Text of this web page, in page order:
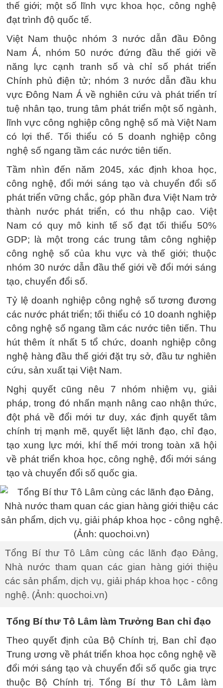
thế giới; một số lĩnh vực khoa học, công nghệ
đạt trình độ quốc tế.
Việt Nam thuộc nhóm 3 nước dẫn đầu Đông
Nam Á, nhóm 50 nước đứng đầu thế giới về
năng lực cạnh tranh số và chỉ số phát triển
Chính phủ điện tử; nhóm 3 nước dẫn đầu khu
vực Đông Nam Á về nghiên cứu và phát triển trí
tuệ nhân tạo, trung tâm phát triển một số ngành,
lĩnh vực công nghiệp công nghệ số mà Việt Nam
có lợi thế. Tối thiểu có 5 doanh nghiệp công
nghệ số ngang tầm các nước tiên tiến.
Tầm nhìn đến năm 2045, xác định khoa học,
công nghệ, đổi mới sáng tạo và chuyển đổi số
phát triển vững chắc, góp phần đưa Việt Nam trở
thành nước phát triển, có thu nhập cao. Việt
Nam có quy mô kinh tế số đạt tối thiểu 50%
GDP; là một trong các trung tâm công nghiệp
công nghệ số của khu vực và thế giới; thuộc
nhóm 30 nước dẫn đầu thế giới về đổi mới sáng
tạo, chuyển đổi số.
Tỷ lệ doanh nghiệp công nghệ số tương đương
các nước phát triển; tối thiểu có 10 doanh nghiệp
công nghệ số ngang tầm các nước tiên tiến. Thu
hút thêm ít nhất 5 tổ chức, doanh nghiệp công
nghệ hàng đầu thế giới đặt trụ sở, đầu tư nghiên
cứu, sản xuất tại Việt Nam.
Nghị quyết cũng nêu 7 nhóm nhiệm vụ, giải
pháp, trong đó nhấn mạnh nâng cao nhận thức,
đột phá về đổi mới tư duy, xác định quyết tâm
chính trị mạnh mẽ, quyết liệt lãnh đạo, chỉ đạo,
tạo xung lực mới, khí thế mới trong toàn xã hội
về phát triển khoa học, công nghệ, đổi mới sáng
tạo và chuyển đổi số quốc gia.
Tổng Bí thư Tô Lâm cùng các lãnh đạo Đảng,
Nhà nước tham quan các gian hàng giới thiệu
các sản phẩm, dịch vụ, giải pháp khoa học - công
nghệ. (Ảnh: quochoi.vn)
Tổng Bí thư Tô Lâm làm Trưởng Ban chỉ đạo
Theo quyết định của Bộ Chính trị, Ban chỉ đạo
Trung ương về phát triển khoa học công nghệ về
đổi mới sáng tạo và chuyển đổi số quốc gia trực
thuộc Bộ Chính trị. Tổng Bí thư Tô Lâm làm